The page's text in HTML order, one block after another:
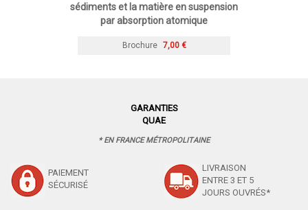
sédiments et la matière en suspension
par absorption atomique
Brochure 7,00 €
GARANTIES
QUAE
* EN FRANCE MÉTROPOLITAINE
PAIEMENT
SÉCURISÉ
LIVRAISON
ENTRE 3 ET 5
JOURS OUVRÉS*